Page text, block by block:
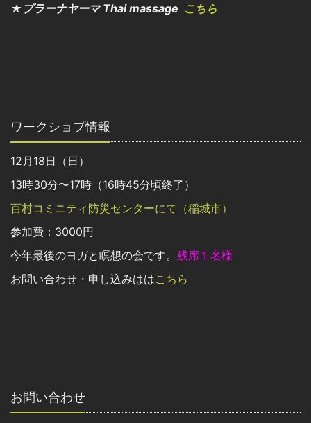
★プラーナヤーマ Thai massage こちら
ワークショプ情報
12月18日（日）
13時30分〜17時（16時45分頃終了）
百村コミニティ防災センターにて（稲城市）
参加費：3000円
今年最後のヨガと瞑想の会です。 残席１名様
お問い合わせ・申し込みははこちら
お問い合わせ